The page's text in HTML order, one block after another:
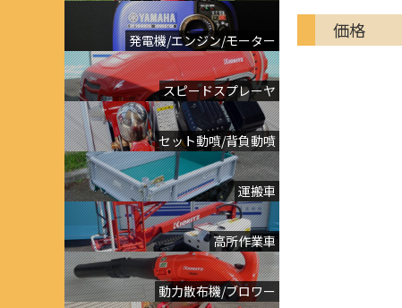
発電機/エンジン/モーター
スピードスプレーヤ
セット動噴/背負動噴
運搬車
高所作業車
動力散布機/ブロワー
価格